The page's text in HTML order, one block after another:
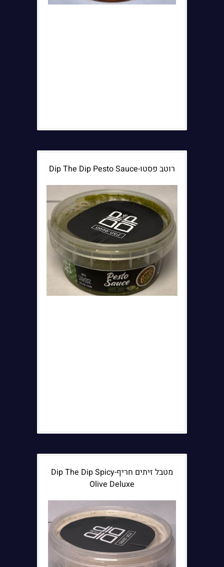
רוטב פסטו-Dip The Dip Pesto Sauce
מטבל זיתים חריף-Dip The Dip Spicy
Olive Deluxe